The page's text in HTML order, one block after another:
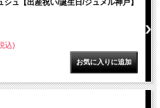
シュ【出産祝い/誕生日/ジュメル神戸】
込)